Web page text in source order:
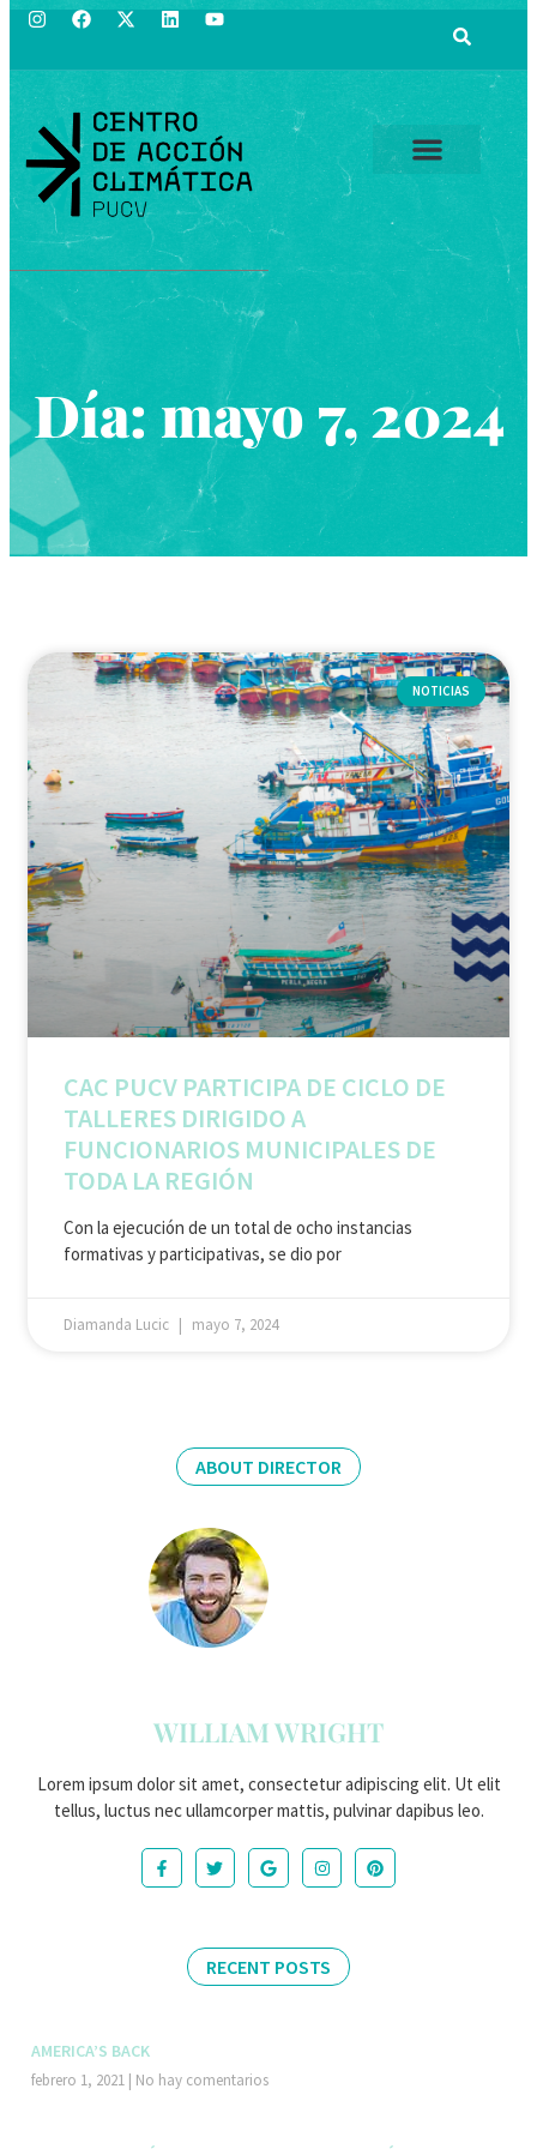
Día: mayo 7, 2024
NOTICIAS
CAC PUCV PARTICIPA DE CICLO DE
TALLERES DIRIGIDO A
FUNCIONARIOS MUNICIPALES DE
TODA LA REGIÓN
Con la ejecución de un total de ocho instancias
formativas y participativas, se dio por
Diamanda Lucic mayo 7, 2024
ABOUT DIRECTOR
WILLIAM WRIGHT
Lorem ipsum dolor sit amet, consectetur adipiscing elit. Ut elit
tellus, luctus nec ullamcorper mattis, pulvinar dapibus leo.
RECENT POSTS
AMERICA’S BACK
febrero 1, 2021 No hay comentarios